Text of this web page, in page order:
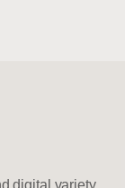
digital variety